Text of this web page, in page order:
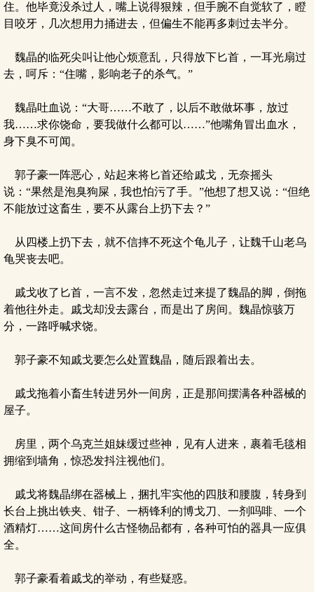
住。他毕竟没杀过人，嘴上说得狠辣，但手腕不自觉软了，瞪
目咬牙，几次想用力捅进去，但偏生不能再多刺过去半分。
魏晶的临死尖叫让他心烦意乱，只得放下匕首，一耳光扇过
去，呵斥：“住嘴，影响老子的杀气。”
魏晶吐血说：“大哥……不敢了，以后不敢做坏事，放过
我……求你饶命，要我做什么都可以……”他嘴角冒出血水，
身下臭不可闻。
郭子豪一阵恶心，站起来将匕首还给戚戈，无奈摇头
说：“果然是泡臭狗屎，我也怕污了手。”他想了想又说：“但绝
不能放过这畜生，要不从露台上扔下去？”
从四楼上扔下去，就不信摔不死这个龟儿子，让魏千山老乌
龟哭丧去吧。
戚戈收了匕首，一言不发，忽然走过来提了魏晶的脚，倒拖
着他往外走。戚戈却没去露台，而是出了房间。魏晶惊骇万
分，一路呼喊求饶。
郭子豪不知戚戈要怎么处置魏晶，随后跟着出去。
戚戈拖着小畜生转进另外一间房，正是那间摆满各种器械的
屋子。
房里，两个乌克兰姐妹缓过些神，见有人进来，裹着毛毯相
拥缩到墙角，惊恐发抖注视他们。
戚戈将魏晶绑在器械上，捆扎牢实他的四肢和腰腹，转身到
长台上挑出铁夹、钳子、一柄锋利的博戈刀、一剂吗啡、一个
酒精灯……这间房什么古怪物品都有，各种可怕的器具一应俱
全。
郭子豪看着戚戈的举动，有些疑惑。